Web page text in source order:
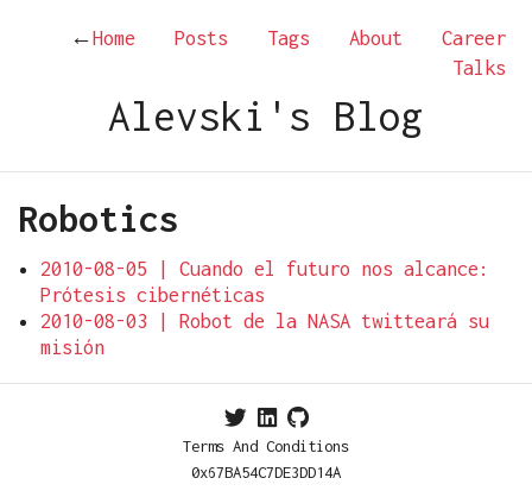
←Home Posts Tags About
Career
Talks
Alevski's Blog
Robotics
2010-08-05 | Cuando el futuro nos alcance:
Prótesis cibernéticas
2010-08-03 | Robot de la NASA twitteará su
misión
Terms And Conditions
0x67BA54C7DE3DD14A